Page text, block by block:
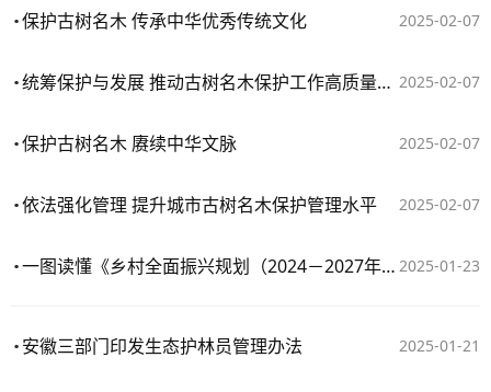
2025-02-07
保护古树名木 传承中华优秀传统文化
2025-02-07
统筹保护与发展 推动古树名木保护工作高质量发展
2025-02-07
保护古树名木 赓续中华文脉
2025-02-07
依法强化管理 提升城市古树名木保护管理水平
2025-01-23
一图读懂《乡村全面振兴规划（2024－2027年）》
2025-01-21
安徽三部门印发生态护林员管理办法